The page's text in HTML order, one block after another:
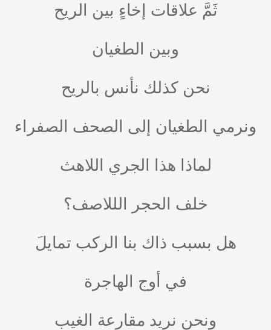
ثَمَّ علاقات إخاءٍ بين الريح
وبين الطغيان
نحن كذلك نأنس بالريح
ونرمي الطغيان إلى الصحف الصفراء
لماذا هذا الجري اللاهث
خلف الحجر الللاصف؟
هل بسبب ذاك بنا الركب تمايلَ
في أوج الهاجرة
ونحن نريد مقارعة الغيب